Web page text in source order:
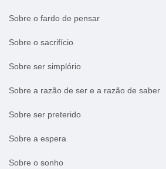
Sobre o fardo de pensar
Sobre o sacrifício
Sobre ser simplório
Sobre a razão de ser e a razão de saber
Sobre ser preterido
Sobre a espera
Sobre o sonho